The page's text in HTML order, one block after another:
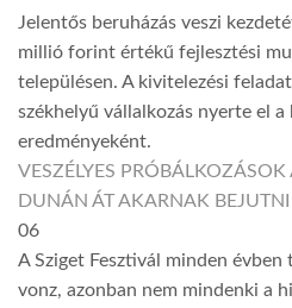
Jelentős beruházás veszi
millió forint értékű fejlesztési
településen. A kivitelezési
székhelyű vállalkozás nyerte el a
eredményeként.
VESZÉLYES
DUNÁN ÁT AKARNAK BEJUTNI
06
A Sziget Fesztivál minden
vonz, azonban nem mindenki a